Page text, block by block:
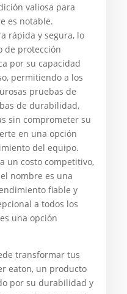
valiosa para
es notable.
rápida y segura, lo
de protección
por su capacidad
permitiendo a los
pruebas de
de durabilidad,
sin comprometer su
en una opción
del equipo.
un costo competitivo,
nombre es una
fiable y
a todos los
una opción
transformar tus
eaton, un producto
por su durabilidad y